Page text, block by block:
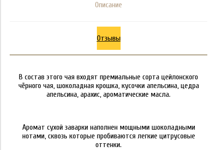
Описание
Отзывы
В состав этого чая входят премиальные сорта цейлонского
чёрного чая, шоколадная крошка, кусочки апельсина, цедра
апельсина, арахис, ароматические масла.
Аромат сухой заварки наполнен мощными шоколадными
нотами, сквозь которые пробиваются легкие цитрусовые
оттенки.